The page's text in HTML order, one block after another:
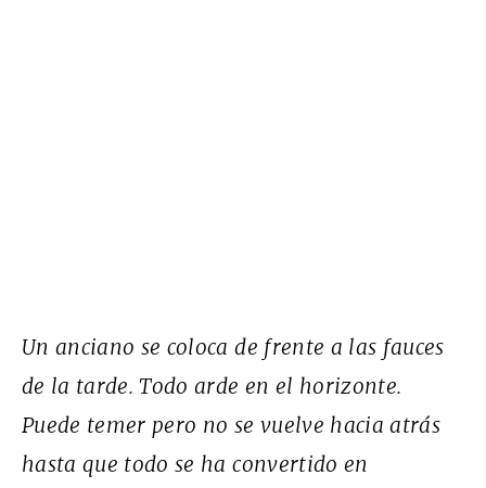
Un anciano se coloca de frente a las fauces
de la tarde. Todo arde en el horizonte.
Puede temer pero no se vuelve hacia atrás
hasta que todo se ha convertido en